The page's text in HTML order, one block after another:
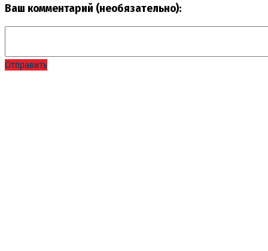
Ваш комментарий (необязательно):
Отправить